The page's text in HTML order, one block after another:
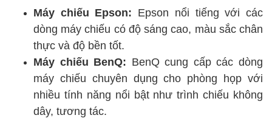
Máy chiếu Epson: Epson nổi tiếng với các
dòng máy chiếu có độ sáng cao, màu sắc chân
thực và độ bền tốt.
Máy chiếu BenQ: BenQ cung cấp các dòng
máy chiếu chuyên dụng cho phòng họp với
nhiều tính năng nổi bật như trình chiếu không
dây, tương tác.